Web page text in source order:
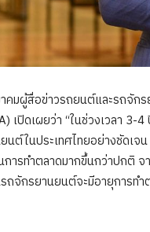
คมผู้สื่อข่าวรถยนต์และรถจั
ปิดเผยว่า “ในช่วงเวลา 3-
ต์ในประเทศไทยอย่างชัดเ
ารทำตลาดมากขึ้นกว่าปกติ
จักรยานยนต์จะมีอายุการท